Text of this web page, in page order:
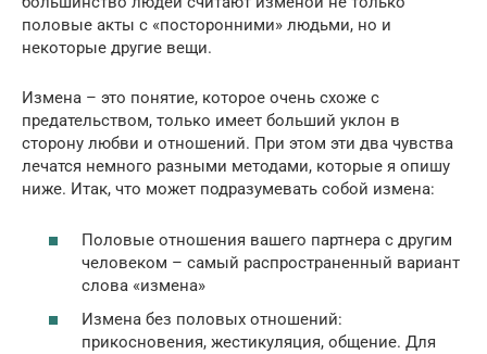
половые акты с «посторонними» людьми, но и
некоторые другие вещи.
Измена – это понятие, которое очень схоже с
предательством, только имеет больший уклон в
сторону любви и отношений. При этом эти два чувства
лечатся немного разными методами, которые я опишу
ниже. Итак, что может подразумевать собой измена:
Половые отношения вашего партнера с другим
человеком – самый распространенный вариант
слова «измена»
Измена без половых отношений:
прикосновения, жестикуляция, общение. Для